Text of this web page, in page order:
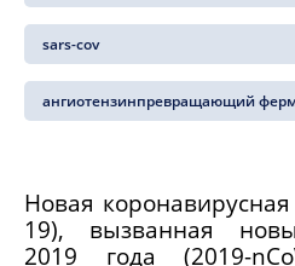
sars-cov
ангиотензинпревращающий
Новая
19), вызванная
2019 года (2019-